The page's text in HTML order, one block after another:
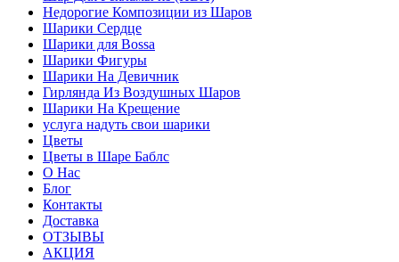
Недорогие Композиции из Шаров
Шарики Сердце
Шарики для Воssa
Шарики Фигуры
Шарики На Девичник
Гирлянда Из Воздушных Шаров
Шарики На Крещение
услуга надуть свои шарики
Цветы
Цветы в Шаре Баблс
О Нас
Блог
Контакты
Доставка
ОТЗЫВЫ
АКЦИЯ